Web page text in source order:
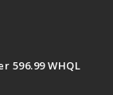
596.99 WHQL